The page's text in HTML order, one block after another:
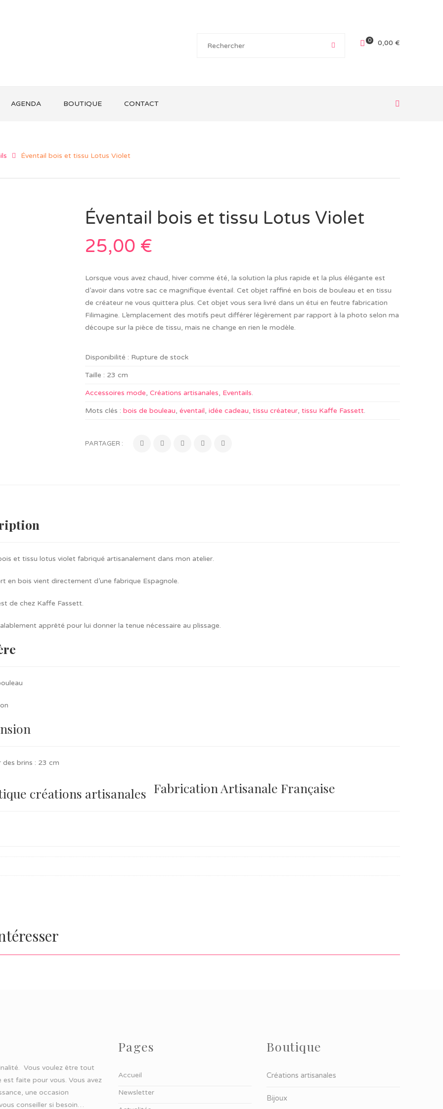
0 0,00 €
AGENDA BOUTIQUE CONTACT
Éventail bois et tissu Lotus Violet
Éventail bois et tissu Lotus Violet
25,00 €
Lorsque vous avez chaud, hiver comme été, la solution la plus rapide et la plus élégante est
d’avoir dans votre sac ce magnifique éventail. Cet objet raffiné en bois de bouleau et en tissu
de créateur ne vous quittera plus. Cet objet vous sera livré dans un étui en feutre fabrication
Filimagine. L’emplacement des motifs peut différer légèrement par rapport à la photo selon ma
découpe sur la pièce de tissu, mais ne change en rien le modèle.
Disponibilité : Rupture de stock
Taille : 23 cm
Accessoires mode,Créations artisanales, Eventails.
Mots clés : bois de bouleau,éventail,idée cadeau,tissu créateur,tissu Kaffe Fassett.
PARTAGER :
et tissu lotus violet fabriqué artisanalement dans mon atelier.
en bois vient directement d’une fabrique Espagnole.
de chez Kaffe Fassett.
apprêté pour lui donner la tenue nécessaire au plissage.
des brins : 23 cm
Fabrication Artisanale Française
Vous voulez être tout
faite pour vous. Vous avez
une occasion
conseiller si besoin…
Pages
Accueil
Newsletter
Boutique
Créations artisanales
Bijoux